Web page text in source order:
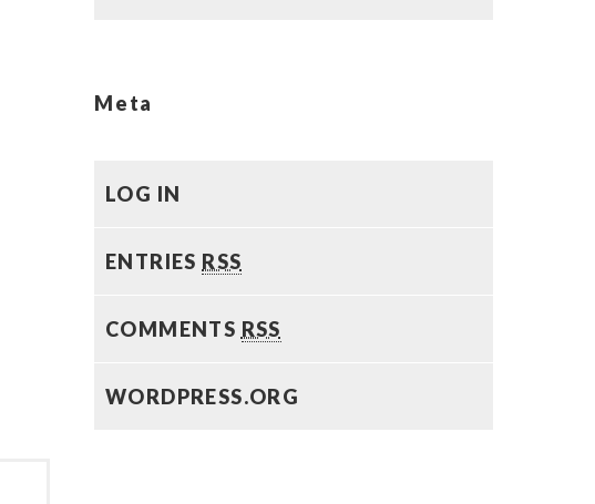
Meta
LOG IN
ENTRIES RSS
COMMENTS RSS
WORDPRESS.ORG